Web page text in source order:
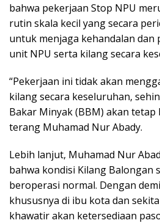
bahwa pekerjaan Stop NPU
rutin skala kecil yang secara
untuk menjaga kehandalan
unit NPU serta kilang secara
“Pekerjaan ini tidak akan
kilang secara keseluruhan,
Bakar Minyak (BBM) akan tetap
terang Muhamad Nur Abady.
Lebih lanjut, Muhamad Nur
bahwa kondisi Kilang Balongan
beroperasi normal. Dengan
khususnya di ibu kota dan
khawatir akan ketersediaan